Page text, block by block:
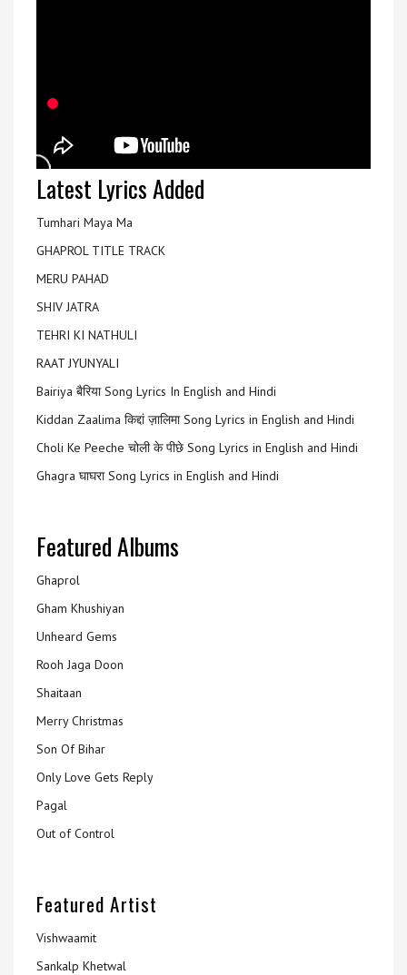
Latest Lyrics Added
Tumhari Maya Ma
GHAPROL TITLE TRACK
MERU PAHAD
SHIV JATRA
TEHRI KI NATHULI
RAAT JYUNYALI
Bairiya बैरिया Song Lyrics In English and Hindi
Kiddan Zaalima किद्दां ज़ालिमा Song Lyrics in English and Hindi
Choli Ke Peeche चोली के पीछे Song Lyrics in English and Hindi
Ghagra घाघरा Song Lyrics in English and Hindi
Featured Albums
Ghaprol
Gham Khushiyan
Unheard Gems
Rooh Jaga Doon
Shaitaan
Merry Christmas
Son Of Bihar
Only Love Gets Reply
Pagal
Out of Control
Featured Artist
Vishwaamit
Sankalp Khetwal